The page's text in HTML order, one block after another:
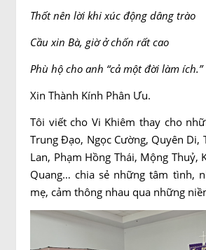
Thốt nên lời khi xúc động dâng trào
Cầu xin Bà, giờ ở chốn rất cao
Phù hộ cho anh “cả một đời làm ích.”
Xin Thành Kính Phân Ưu.
Tôi viết cho Vi Khiêm thay cho
Trung Đạo, Ngọc Cường, Quyên Di,
Lan, Phạm Hồng Thái, Mộng Thuỷ,
Quang… chia sẻ những tâm tình,
mẹ, cảm thông nhau qua những